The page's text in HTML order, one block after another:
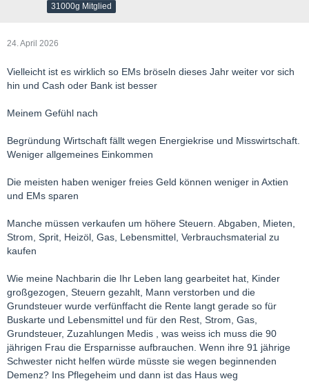
31000g Mitglied
24. April 2026
Vielleicht ist es wirklich so EMs bröseln dieses Jahr weiter vor sich
hin und Cash oder Bank ist besser
Meinem Gefühl nach
Begründung Wirtschaft fällt wegen Energiekrise und Misswirtschaft.
Weniger allgemeines Einkommen
Die meisten haben weniger freies Geld können weniger in Axtien
und EMs sparen
Manche müssen verkaufen um höhere Steuern. Abgaben, Mieten,
Strom, Sprit, Heizöl, Gas, Lebensmittel, Verbrauchsmaterial zu
kaufen
Wie meine Nachbarin die Ihr Leben lang gearbeitet hat, Kinder
großgezogen, Steuern gezahlt, Mann verstorben und die
Grundsteuer wurde verfünffacht die Rente langt gerade so für
Buskarte und Lebensmittel und für den Rest, Strom, Gas,
Grundsteuer, Zuzahlungen Medis , was weiss ich muss die 90
jährigen Frau die Ersparnisse aufbrauchen. Wenn ihre 91 jährige
Schwester nicht helfen würde müsste sie wegen beginnenden
Demenz? Ins Pflegeheim und dann ist das Haus weg